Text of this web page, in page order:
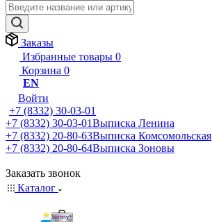
Заказы
Избранные товары 0
Корзина 0
EN
Войти
+7 (8332) 30-03-01
+7 (8332) 30-03-01Выписка Ленина
+7 (8332) 20-80-63Выписка Комсомольская
+7 (8332) 20-80-64Выписка Зоновы
Заказать звонок
Каталог